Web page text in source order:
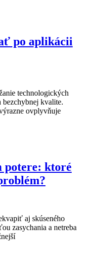
po aplikácii
technologických
kvalite.
ovplyvňuje
potere: ktoré
aj skúseného
zasychania a netreba